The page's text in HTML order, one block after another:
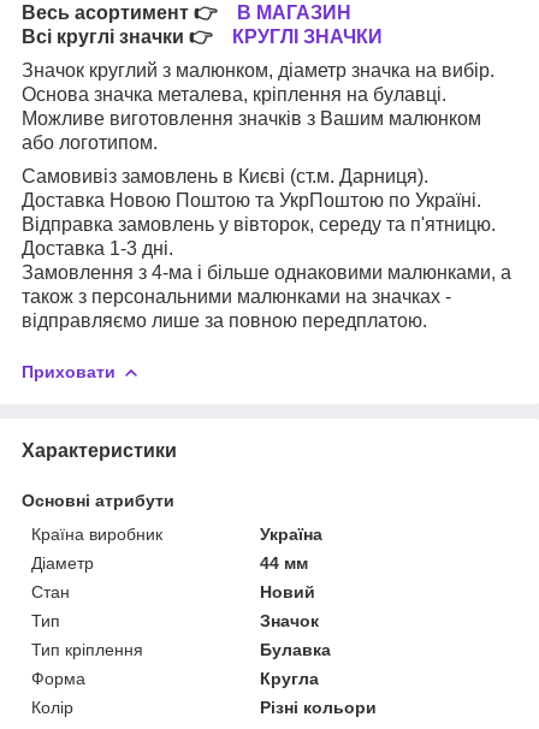
Весь асортимент 👉
В МАГАЗИН
Всі круглі значки 👉
КРУГЛІ ЗНАЧКИ
Значок круглий з малюнком, діаметр значка на вибір.
Основа значка металева, кріплення на булавці.
Можливе виготовлення значків з Вашим малюнком
або логотипом.
Самовивіз замовлень в Києві (ст.м. Дарниця).
Доставка Новою Поштою та УкрПоштою по Україні.
Відправка замовлень у вівторок, середу та п'ятницю.
Доставка 1-3 дні.
Замовлення з 4-ма і більше однаковими малюнками, а
також з персональними малюнками на значках -
відправляємо лише за повною передплатою.
Приховати
Характеристики
Основні атрибути
Країна виробник
Україна
Діаметр
44 мм
Стан
Новий
Тип
Значок
Тип кріплення
Булавка
Форма
Кругла
Колір
Різні кольори